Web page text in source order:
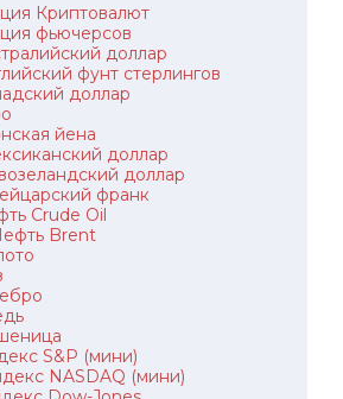
Криптовалют
фьючерсов
доллар
фунт стерлингов
доллар
йена
доллар
доллар
франк
Crude Oil
Brent
S&P (мини)
NASDAQ (мини)